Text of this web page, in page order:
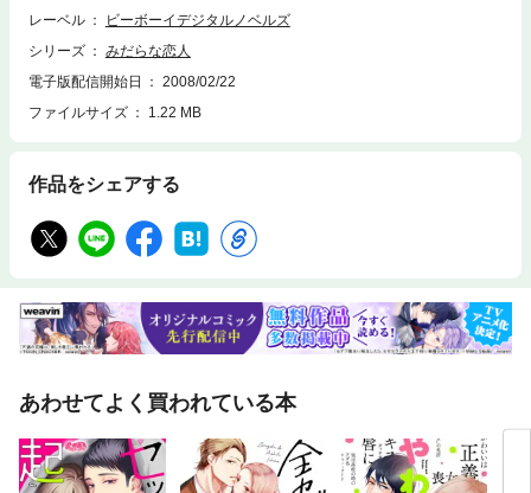
レーベル
ビーボーイデジタルノベルズ
シリーズ
みだらな恋人
電子版配信開始日
2008/02/22
ファイルサイズ
1.22 MB
作品をシェアする
あわせてよく買われている本